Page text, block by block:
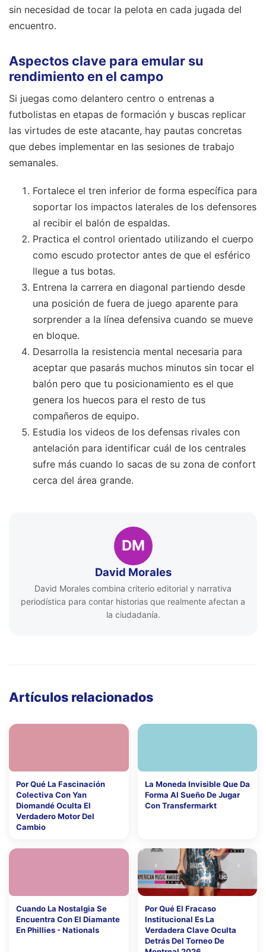
sin necesidad de tocar la pelota en cada jugada del
encuentro.
Aspectos clave para emular su
rendimiento en el campo
Si juegas como delantero centro o entrenas a
futbolistas en etapas de formación y buscas replicar
las virtudes de este atacante, hay pautas concretas
que debes implementar en las sesiones de trabajo
semanales.
Fortalece el tren inferior de forma específica para
soportar los impactos laterales de los defensores
al recibir el balón de espaldas.
Practica el control orientado utilizando el cuerpo
como escudo protector antes de que el esférico
llegue a tus botas.
Entrena la carrera en diagonal partiendo desde
una posición de fuera de juego aparente para
sorprender a la línea defensiva cuando se mueve
en bloque.
Desarrolla la resistencia mental necesaria para
aceptar que pasarás muchos minutos sin tocar el
balón pero que tu posicionamiento es el que
genera los huecos para el resto de tus
compañeros de equipo.
Estudia los videos de los defensas rivales con
antelación para identificar cuál de los centrales
sufre más cuando lo sacas de su zona de confort
cerca del área grande.
DM
David Morales
David Morales combina criterio editorial y narrativa
periodística para contar historias que realmente afectan a
la ciudadanía.
Artículos relacionados
Por Qué La Fascinación
Colectiva Con Yan
Diomandé Oculta El
Verdadero Motor Del
Cambio
La Moneda Invisible Que Da
Forma Al Sueño De Jugar
Con Transfermarkt
Cuando La Nostalgia Se
Encuentra Con El Diamante
En Phillies - Nationals
Por Qué El Fracaso
Institucional Es La
Verdadera Clave Oculta
Detrás Del Torneo De